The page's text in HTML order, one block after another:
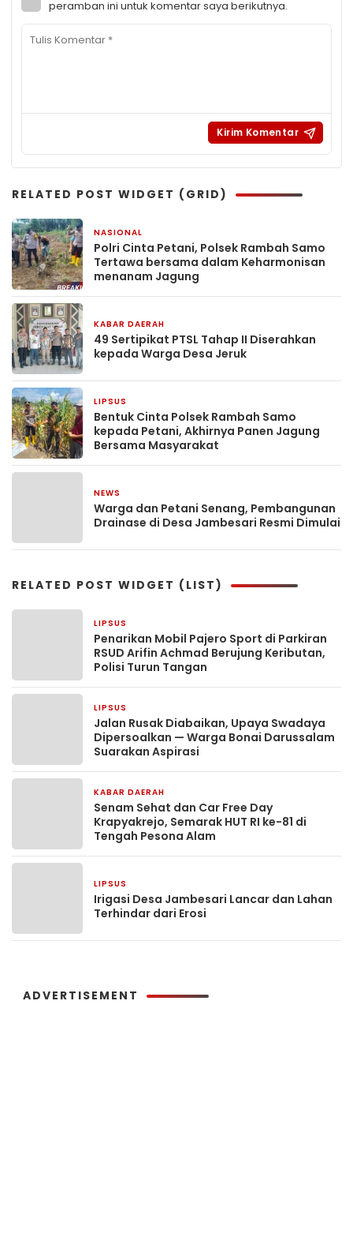
peramban ini untuk komentar saya berikutnya.
RELATED POST WIDGET (GRID)
NASIONAL
Polri Cinta Petani, Polsek Rambah Samo
Tertawa bersama dalam Keharmonisan
menanam Jagung
KABAR DAERAH
49 Sertipikat PTSL Tahap II Diserahkan
kepada Warga Desa Jeruk
LIPSUS
Bentuk Cinta Polsek Rambah Samo
kepada Petani, Akhirnya Panen Jagung
Bersama Masyarakat
NEWS
Warga dan Petani Senang, Pembangunan
Drainase di Desa Jambesari Resmi Dimulai
RELATED POST WIDGET (LIST)
LIPSUS
Penarikan Mobil Pajero Sport di Parkiran
RSUD Arifin Achmad Berujung Keributan,
Polisi Turun Tangan
LIPSUS
Jalan Rusak Diabaikan, Upaya Swadaya
Dipersoalkan — Warga Bonai Darussalam
Suarakan Aspirasi
KABAR DAERAH
Senam Sehat dan Car Free Day
Krapyakrejo, Semarak HUT RI ke-81 di
Tengah Pesona Alam
LIPSUS
Irigasi Desa Jambesari Lancar dan Lahan
Terhindar dari Erosi
ADVERTISEMENT